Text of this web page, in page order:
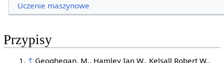
Uczenie maszynowe
Przypisy
↑ Geoghegan, M., Hamley Ian W., Kelsall Robert W.,